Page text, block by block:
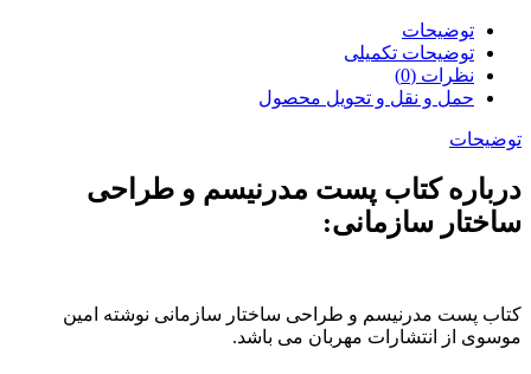
توضیحات
توضیحات تکمیلی
نظرات (0)
حمل و نقل و تحویل محصول
توضیحات
درباره کتاب پست مدرنیسم و طراحی
ساختار سازمانی:
کتاب پست مدرنیسم و طراحی ساختار سازمانی نوشته امین
موسوی از انتشارات مهربان می باشد.